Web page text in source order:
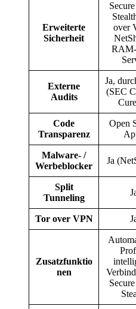
Erweiterte
Sicherheit
over
Externe
Audits
Ja,
(SEC
Code
Transparenz
Open
Malware- /
Werbeblocker
Ja
Split
Tunneling
Tor over VPN
Zusatzfunktio
nen